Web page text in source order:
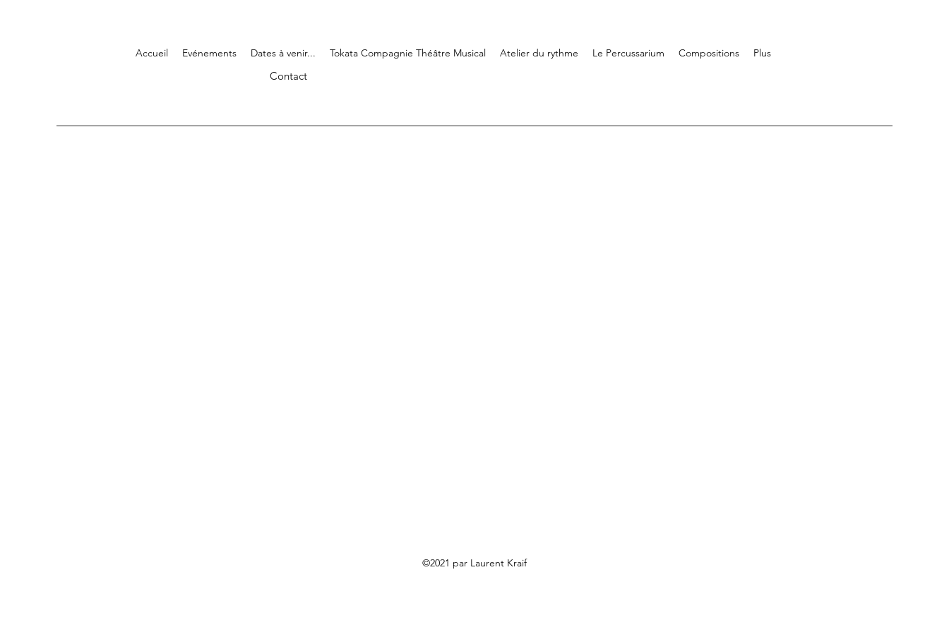
Contact
Accueil Evénements Dates à venir... Tokata Compagnie Théâtre Musical Atelier du rythme Le Percussarium Compositions Plus
©2021 par Laurent Kraif